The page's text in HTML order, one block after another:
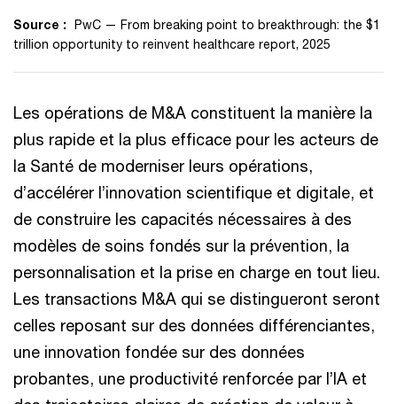
Source : PwC — From breaking point to breakthrough: the $1
trillion opportunity to reinvent healthcare report, 2025
Les opérations de M&A constituent la manière la
plus rapide et la plus efficace pour les acteurs de
la Santé de moderniser leurs opérations,
d’accélérer l’innovation scientifique et digitale, et
de construire les capacités nécessaires à des
modèles de soins fondés sur la prévention, la
personnalisation et la prise en charge en tout lieu.
Les transactions M&A qui se distingueront seront
celles reposant sur des données différenciantes,
une innovation fondée sur des données
probantes, une productivité renforcée par l’IA et